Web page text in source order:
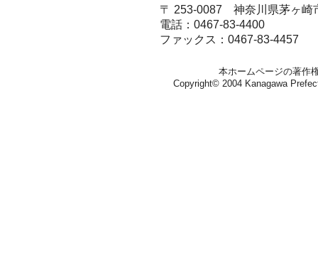
〒 253-0087 神奈川県茅ヶ崎
電話：0467-83-4400
ファックス：0467-83-4457
本ホームページの著作
Copyright© 2004 Kanagawa